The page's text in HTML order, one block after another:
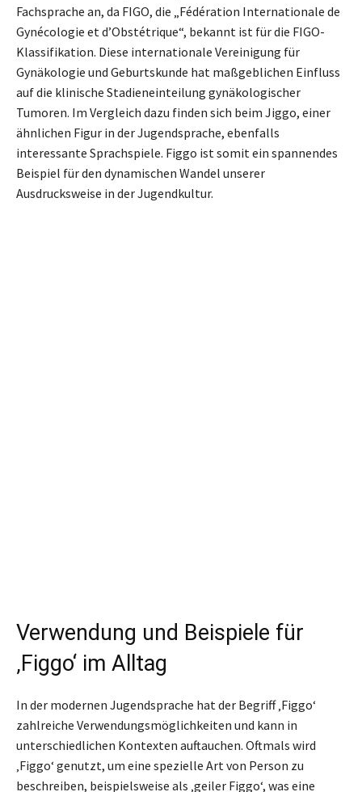
Fachsprache an, da FIGO, die „Fédération Internationale de
Gynécologie et d’Obstétrique“, bekannt ist für die FIGO-
Klassifikation. Diese internationale Vereinigung für
Gynäkologie und Geburtskunde hat maßgeblichen Einfluss
auf die klinische Stadieneinteilung gynäkologischer
Tumoren. Im Vergleich dazu finden sich beim Jiggo, einer
ähnlichen Figur in der Jugendsprache, ebenfalls
interessante Sprachspiele. Figgo ist somit ein spannendes
Beispiel für den dynamischen Wandel unserer
Ausdrucksweise in der Jugendkultur.
Verwendung und Beispiele für
‚Figgo‘ im Alltag
In der modernen Jugendsprache hat der Begriff ‚Figgo‘
zahlreiche Verwendungsmöglichkeiten und kann in
unterschiedlichen Kontexten auftauchen. Oftmals wird
‚Figgo‘ genutzt, um eine spezielle Art von Person zu
beschreiben, beispielsweise als ‚geiler Figgo‘, was eine